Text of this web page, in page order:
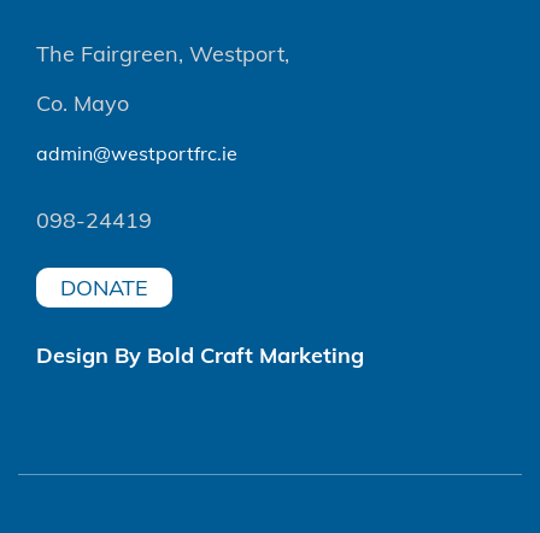
The Fairgreen, Westport,
Co. Mayo
admin@westportfrc.ie
098-24419
DONATE
Design By Bold Craft Marketing